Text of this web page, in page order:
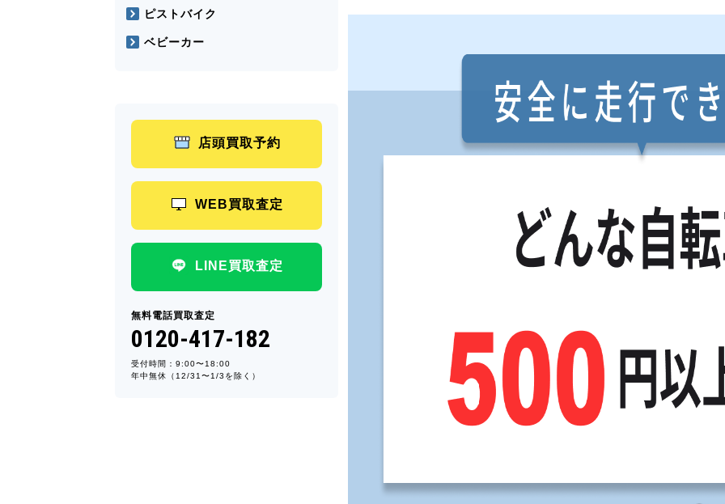
ピストバイク
ベビーカー
店頭買取予約
WEB買取査定
LINE買取査定
無料電話買取査定
0120-417-182
受付時間：9:00〜18:00
年中無休（12/31〜1/3を除く）